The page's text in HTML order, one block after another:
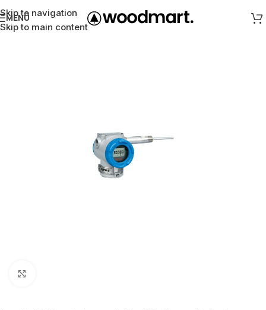
Skip to navigation
Skip to main content
MENÜ